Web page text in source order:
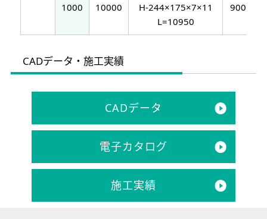
1000 10000
H-244×175×7×11
L=10950
900
CADデータ・施工実績
CADデータ
電子カタログ
施工実績